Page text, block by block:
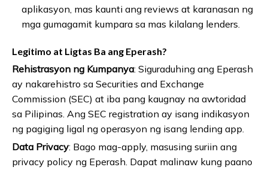
aplikasyon, mas kaunti ang reviews at karanasan ng
mga gumagamit kumpara sa mas kilalang lenders.
Legitimo at Ligtas Ba ang Eperash?
Rehistrasyon ng Kumpanya: Siguraduhing ang Eperash
ay nakarehistro sa Securities and Exchange
Commission (SEC) at iba pang kaugnay na awtoridad
sa Pilipinas. Ang SEC registration ay isang indikasyon
ng pagiging ligal ng operasyon ng isang lending app.
Data Privacy: Bago mag-apply, masusing suriin ang
privacy policy ng Eperash. Dapat malinaw kung paano